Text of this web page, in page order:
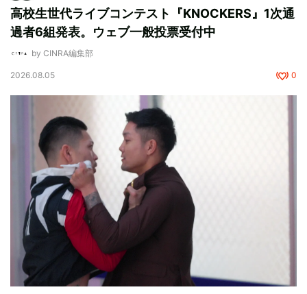
高校生世代ライブコンテスト『KNOCKERS』1次通
過者6組発表。ウェブ一般投票受付中
by CINRA編集部
2026.08.05 0